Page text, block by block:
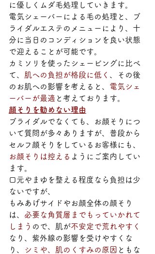
に優しくムダ毛処理していきます。
電気シェーバーによる毛の処理と、ブ
ライダルエステのメニューにより、十
分に当日のコンディションを良い状態
で迎えることが可能です。
カミソリを使ったシェービングに比べ
て、 肌への負担が格段に低く
、その後
のお肌への影響を考えると、 電気シェ
ーバーが最適 と考えております。
顔そりを勧めない理由
ブライダルでなくても、お顔そりにつ
いて質問が多々ありますが、普段から
セルフ顔そりをしているお客様にも、
お顔そりは控える ようにご案内してい
ます。
口元やまゆを整える程度なら負担は少
ないですが、
もみあげサイドやお顔全体の顔そり
は、 必要な角質層までもっていかれて
しまう ので、肌が不安定で荒れやすく
なり、紫外線の影響を受けやすくな
り、
シミや、肌のくすみの原因 ともな